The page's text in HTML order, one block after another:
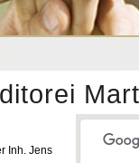
Inh. Jens